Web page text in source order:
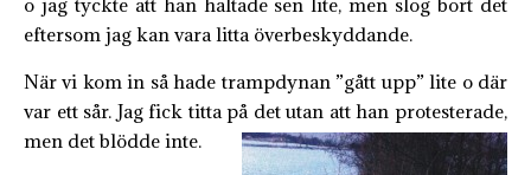
o jag tyckte att han haltade sen lite, men slog bort det
eftersom jag kan vara litta överbeskyddande.
När vi kom in så hade trampdynan ”gått upp” lite o där
var ett sår. Jag fick titta på det utan att han protesterade,
men det blödde inte.